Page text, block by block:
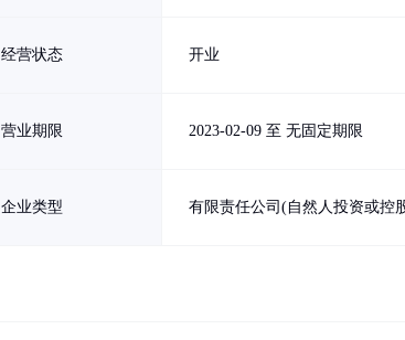
经营状态 开业
营业期限 2023-02-09 至 无固定期限
企业类型 有限责任公司(自然人投资或控